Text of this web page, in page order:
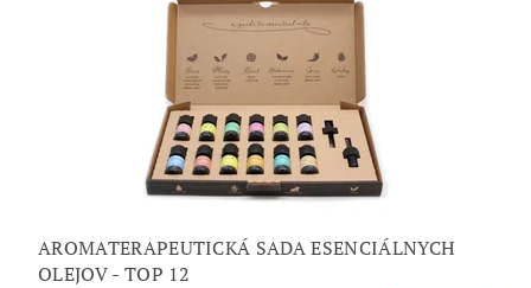
AROMATERAPEUTICKÁ SADA ESENCIÁLNYCH
OLEJOV - TOP 12